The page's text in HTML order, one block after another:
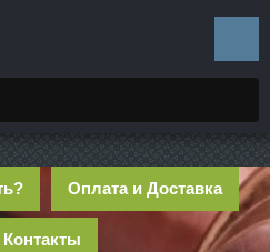
Оплата и Доставка
Контакты